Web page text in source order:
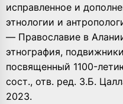
исправленное и
этнологии и
— Православие в
этнография,
посвященный 1100-
cост., отв. ред. З.Б.
2023.